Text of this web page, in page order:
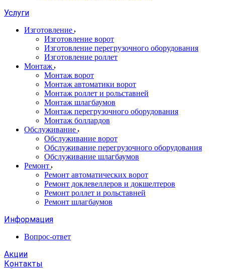
Услуги
Изготовление
Изготовление ворот
Изготовление перегрузочного оборудования
Изготовление роллет
Монтаж
Монтаж ворот
Монтаж автоматики ворот
Монтаж роллет и рольставней
Монтаж шлагбаумов
Монтаж перегрузочного оборудования
Монтаж боллардов
Обслуживание
Обслуживание ворот
Обслуживание перегрузочного оборудования
Обслуживание шлагбаумов
Ремонт
Ремонт автоматических ворот
Ремонт доклевеллеров и докшелтеров
Ремонт роллет и рольставней
Ремонт шлагбаумов
Информация
Вопрос-ответ
Акции
Контакты